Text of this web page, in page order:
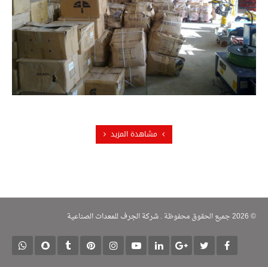
مشاهدة المزيد
© 2026 جميع الحقوق محفوظة . شركة الجرف للمعدات الصناعية